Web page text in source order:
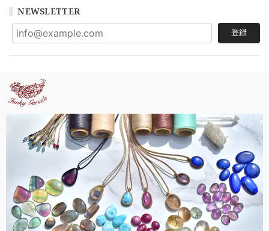
NEWSLETTER
登録